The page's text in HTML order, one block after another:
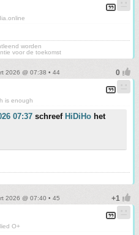
worden
voor de toekomst
2026 @ 07:38 • 44
is enough
07:37 schreef HiDiHo het
2026 @ 07:40 • 45
O+